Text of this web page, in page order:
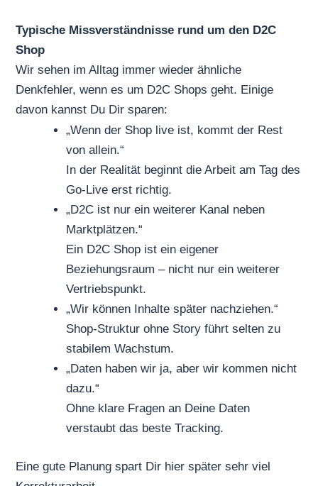
Typische Missverständnisse rund um den D2C
Shop
Wir sehen im Alltag immer wieder ähnliche
Denkfehler, wenn es um D2C Shops geht. Einige
davon kannst Du Dir sparen:
„Wenn der Shop live ist, kommt der Rest
von allein.“
In der Realität beginnt die Arbeit am Tag des
Go-Live erst richtig.
„D2C ist nur ein weiterer Kanal neben
Marktplätzen.“
Ein D2C Shop ist ein eigener
Beziehungsraum – nicht nur ein weiterer
Vertriebspunkt.
„Wir können Inhalte später nachziehen.“
Shop-Struktur ohne Story führt selten zu
stabilem Wachstum.
„Daten haben wir ja, aber wir kommen nicht
dazu.“
Ohne klare Fragen an Deine Daten
verstaubt das beste Tracking.
Eine gute Planung spart Dir hier später sehr viel